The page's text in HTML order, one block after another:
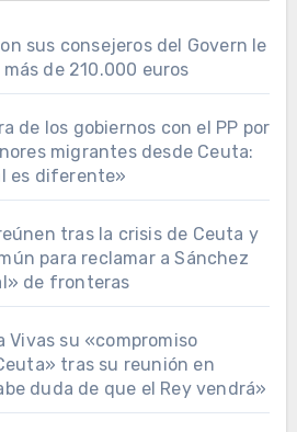
sus consejeros del Govern le
de 210.000 euros
de los gobiernos con el PP por
migrantes desde Ceuta:
es diferente»
tras la crisis de Ceuta y
para reclamar a Sánchez
de fronteras
Vivas su «compromiso
tras su reunión en
duda de que el Rey vendrá»